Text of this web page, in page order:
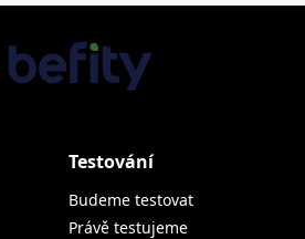
Testování
Budeme testovat
Právě testujeme